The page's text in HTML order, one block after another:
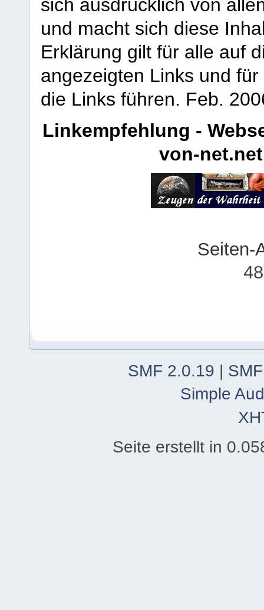
sich ausdrücklich von
und macht sich diese
Erklärung gilt für alle auf
angezeigten Links und
die Links führen. Feb.
Linkempfehlung -
von-net.net
Seiten-
SMF 2.0.19 |
Simple
Seite erstellt in